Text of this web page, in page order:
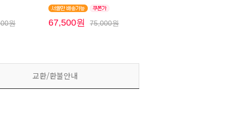
원 67,500원 75,000원
교환/환불안내